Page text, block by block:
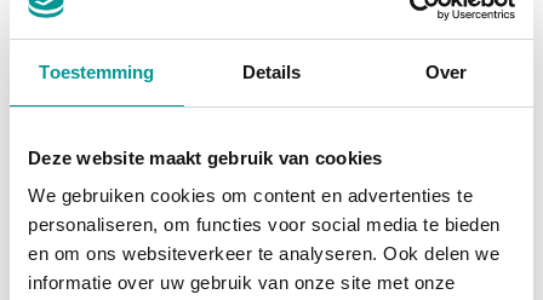
Toestemming Details Over
Deze website maakt gebruik van cookies
We gebruiken cookies om content en advertenties te
personaliseren, om functies voor social media te bieden
en om ons websiteverkeer te analyseren. Ook delen we
informatie over uw gebruik van onze site met onze
hebben wij een ongeëvenaarde voorraad aan jonge
ook nog eens gemakkelijk op
start dus bij De Lease Financier!
Financial lease occasion
Zakelijk een occasionfinancial leasen is slim. De